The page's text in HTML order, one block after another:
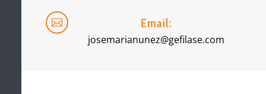
 Email:
josemarianunez@gefilase.com